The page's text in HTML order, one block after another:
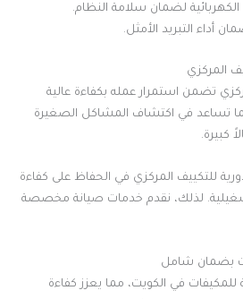
لضمان سلامة النظام.
أداء التبريد الأمثل.
المركزي
تضمن استمرار عمله بكفاءة عالية
تساعد في اكتشاف المشاكل الصغيرة
كبيرة.
للتكييف المركزي في الحفاظ على كفاءة
لذلك، نقدم خدمات صيانة مخصصة
بضمان شامل
في الكويت، مما يعزز كفاءة